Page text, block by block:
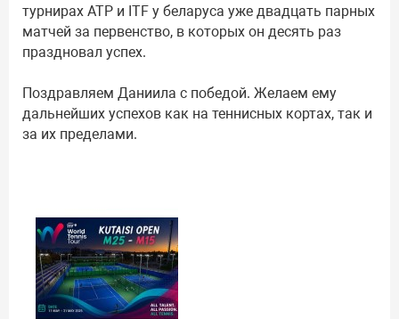
турнирах ATP и ITF у беларуса уже двадцать парных
матчей за первенство, в которых он десять раз
праздновал успех.
Поздравляем Даниила с победой. Желаем ему
дальнейших успехов как на теннисных кортах, так и
за их пределами.